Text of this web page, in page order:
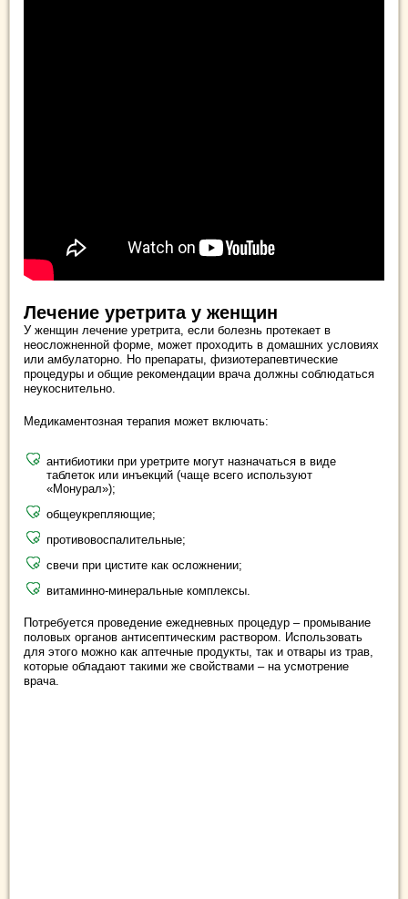
Лечение уретрита у женщин
У женщин лечение уретрита, если болезнь протекает в
неосложненной форме, может проходить в домашних условиях
или амбулаторно. Но препараты, физиотерапевтические
процедуры и общие рекомендации врача должны соблюдаться
неукоснительно.
Медикаментозная терапия может включать:
антибиотики при уретрите могут назначаться в виде
таблеток или инъекций (чаще всего используют
«Монурал»);
общеукрепляющие;
противовоспалительные;
свечи при цистите как осложнении;
витаминно-минеральные комплексы.
Потребуется проведение ежедневных процедур – промывание
половых органов антисептическим раствором. Использовать
для этого можно как аптечные продукты, так и отвары из трав,
которые обладают такими же свойствами – на усмотрение
врача.